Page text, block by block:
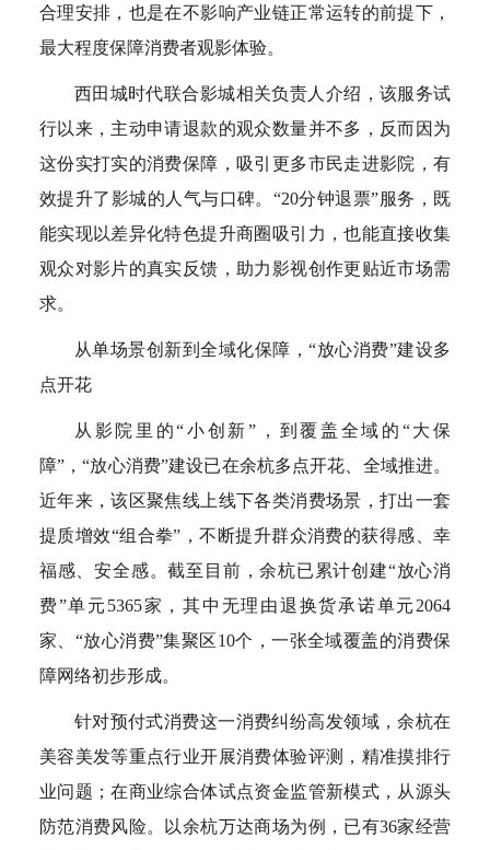
合理安排，也是在不影响产业链正常运转的前提下，
最大程度保障消费者观影体验。
西田城时代联合影城相关负责人介绍，该服务试
行以来，主动申请退款的观众数量并不多，反而因为
这份实打实的消费保障，吸引更多市民走进影院，有
效提升了影城的人气与口碑。“20分钟退票”服务，既
能实现以差异化特色提升商圈吸引力，也能直接收集
观众对影片的真实反馈，助力影视创作更贴近市场需
求。
从单场景创新到全域化保障，“放心消费”建设多
点开花
从影院里的“小创新”，到覆盖全域的“大保
障”，“放心消费”建设已在余杭多点开花、全域推进。
近年来，该区聚焦线上线下各类消费场景，打出一套
提质增效“组合拳”，不断提升群众消费的获得感、幸
福感、安全感。截至目前，余杭已累计创建“放心消
费”单元5365家，其中无理由退换货承诺单元2064
家、“放心消费”集聚区10个，一张全域覆盖的消费保
障网络初步形成。
针对预付式消费这一消费纠纷高发领域，余杭在
美容美发等重点行业开展消费体验评测，精准摸排行
业问题；在商业综合体试点资金监管新模式，从源头
防范消费风险。以余杭万达商场为例，已有36家经营